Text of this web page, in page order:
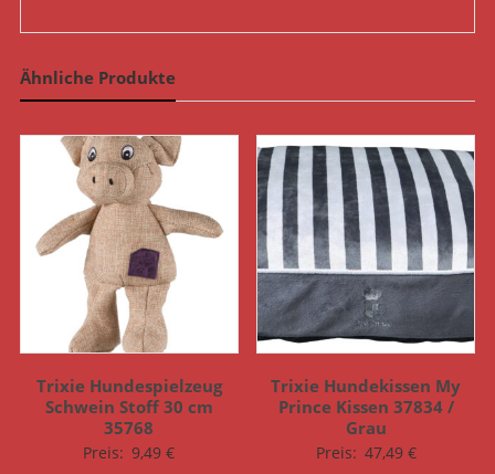
Ähnliche Produkte
Trixie Hundespielzeug
Schwein Stoff 30 cm
35768
Preis: 9,49€
Trixie Hundekissen My
Prince Kissen 37834 /
Grau
Preis: 47,49 €